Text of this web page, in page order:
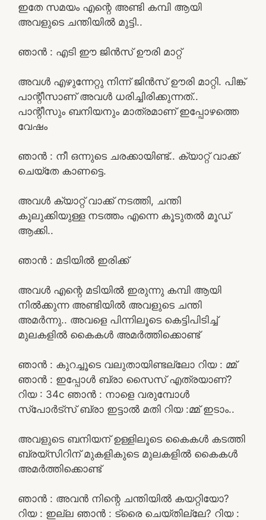
ഇതേ സമയം എന്റെ അണ്ടി കമ്പി ആയി
അവളുടെ ചന്തിയിൽ മുട്ടി..
ഞാൻ : എടി ഈ ജിൻസ് ഊരി മാറ്റ്
അവൾ എഴുന്നേറ്റു നിന്ന് ജിൻസ് ഊരി മാറ്റി. പിങ്ക്
പാന്റീസാണ് അവൾ ധരിച്ചിരിക്കുന്നത്..
പാന്റീസും ബനിയനും മാത്രമാണ് ഇപ്പോഴത്തെ
വേഷം
ഞാൻ : നീ ഒന്നുടെ ചരക്കായിണ്ട്.. ക്യാറ്റ് വാക്ക്
ചെയ്തേ കാണട്ടെ.
അവൾ ക്യാറ്റ് വാക്ക് നടത്തി, ചന്തി
കുലുക്കിയുള്ള നടത്തം എന്നെ കൂടുതൽ മൂഡ്
ആക്കി..
ഞാൻ : മടിയിൽ ഇരിക്ക്
അവൾ എന്റെ മടിയിൽ ഇരുന്നു കമ്പി ആയി
നിൽക്കുന്ന അണ്ടിയിൽ അവളുടെ ചന്തി
അമർന്നു.. അവളെ പിന്നിലൂടെ കെട്ടിപിടിച്ച്
മുലകളിൽ കൈകൾ അമർത്തിക്കൊണ്ട്
ഞാൻ : കുറച്ചൂടെ വലുതായിണ്ടല്ലോ റിയ : മ്മ്
ഞാൻ : ഇപ്പോൾ ബ്രാ സൈസ് എത്രയാണ്?
റിയ : 34c ഞാൻ : നാളെ വരുമ്പോൾ
സ്പോർട്സ് ബ്രാ ഇട്ടാൽ മതി റിയ :മ്മ് ഇടാം..
അവളുടെ ബനിയന് ഉള്ളിലൂടെ കൈകൾ കടത്തി
ബ്രയ്സിറിന് മുകളികുടെ മുലകളിൽ കൈകൾ
അമർത്തിക്കൊണ്ട്
ഞാൻ : അവൻ നിന്റെ ചന്തിയിൽ കയറ്റിയോ?
റിയ : ഇല്ല ഞാൻ : ട്രൈ ചെയ്തില്ലേ? റിയ :